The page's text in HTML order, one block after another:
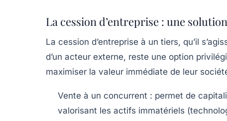
La cession d’entreprise : une
La cession d’entreprise à un tiers, qu’il
d’un acteur externe, reste une option
maximiser la valeur immédiate de leur
Vente à un concurrent : permet de
valorisant les actifs immatériels